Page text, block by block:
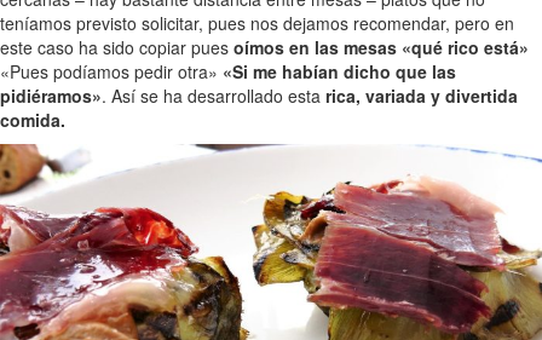
teníamos previsto solicitar, pues nos dejamos recomendar, pero en
este caso ha sido copiar pues oímos en las mesas «qué rico está»
«Pues podíamos pedir otra» «Si me habían dicho que las
pidiéramos». Así se ha desarrollado esta rica, variada y divertida
comida.